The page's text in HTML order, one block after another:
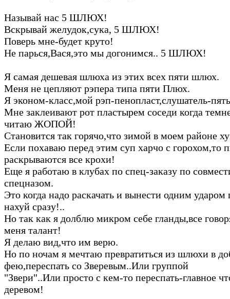
Называй нас 5 ШЛЮХ!
Вскрывай желудок,сука, 5 ШЛЮХ!
Поверь мне-будет круто!
Не парься,Вася,это мы догонимся.. 5 ШЛЮХ!
Я самая дешевая шлюха из этих всех пяти шлюх.
Меня не цепляют рэпера типа пяти Плюх.
Я эконом-класс,мой рэп-пенопласт,слушатель-
Мне заклеивают рот пластырем соседи когда
читаю ЖОПОЙ!
Становится так горячо,что зимой в моем районе
Если похаваю перед этим суп харчо с горохом,то
раскрываются все крохи!
Еще я работаю в клубах по спец-заказу по
спецназом.
Это когда надо раскачать и вынести одним ударом
нахуй сразу!..
Но так как я долблю микром себе гланды,все
меня талант!
Я делаю вид,что им верю.
Но по ночам я мечтаю превратиться из шлюхи в
фею,переспать со Зверевым..Или группой
"Звери"..Или просто с кем-то переспать-главное
деревом!